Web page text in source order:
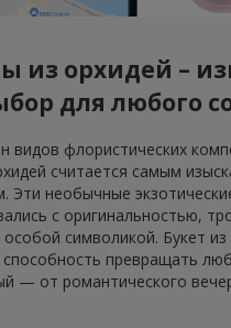
из орхидей –
для любого
видов флористических
считается самым
Эти необычные
с оригинальностью,
особой символикой. Букет
превращать
— от романтического